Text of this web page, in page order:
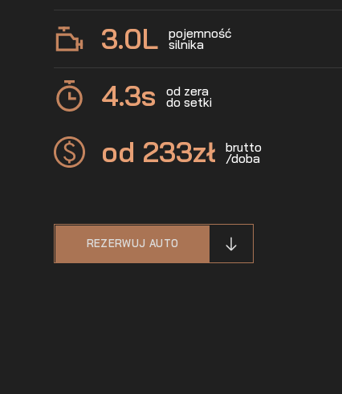
3.0L pojemność
silnika
4.3s od zera
do setki
od 233zł brutto
/doba
REZERWUJ AUTO